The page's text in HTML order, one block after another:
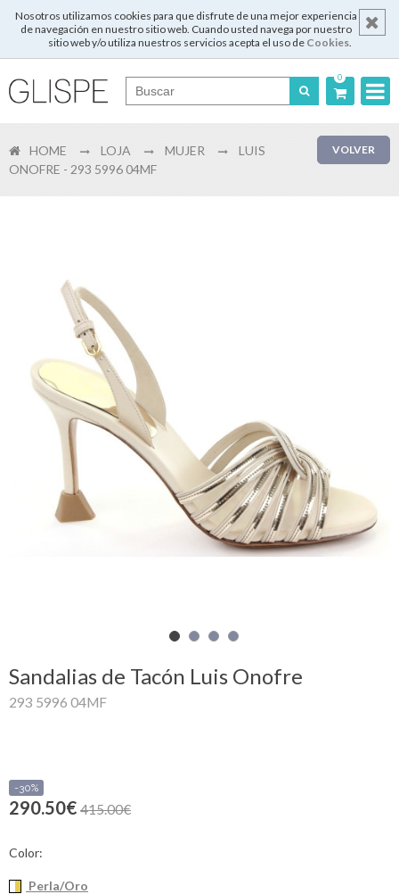
Nosotros utilizamos cookies para que disfrute de una mejor experiencia
de navegación en nuestro sitio web. Cuando usted navega por nuestro
sitio web y/o utiliza nuestros servicios acepta el uso de Cookies.
0
English
Login
Registrar
Mi
cesta
Glispe
VOLVER
HOME LOJA MUJER
LUIS
ONOFRE - 293 5996 04MF
Sandalias de Tacón Luis Onofre
293 5996 04MF
-30%
290.50€ 415.00€
Color:
Perla/Oro